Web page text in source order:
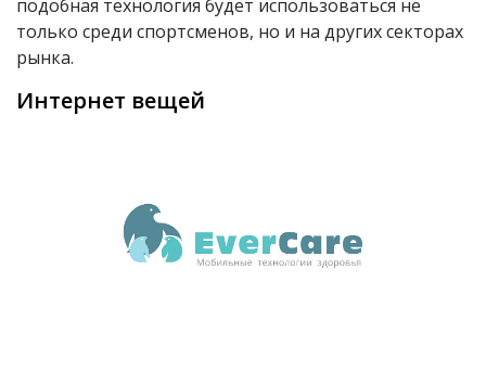
подобная технология будет использоваться не
только среди спортсменов, но и на других секторах
рынка.
Интернет вещей